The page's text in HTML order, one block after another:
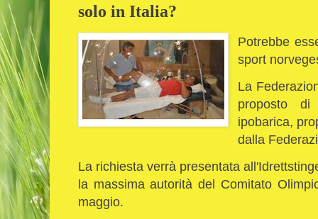
solo in Italia?
Potrebbe
sport
La
proposto
ipobarica,
dalla
La richiesta verrà presentata
la massima autorità del Comitato
maggio.